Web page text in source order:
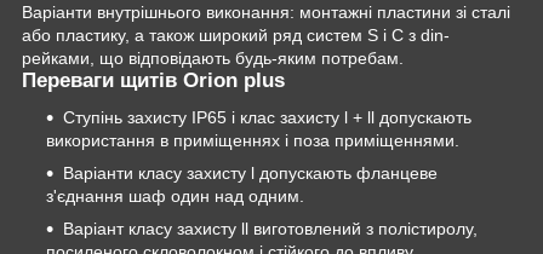
Варіанти внутрішнього виконання: монтажні пластини зі сталі
або пластику, а також широкий ряд систем S і C з din-
рейками, що відповідають будь-яким потребам.
Переваги щитів Orion plus
Ступінь захисту IP65 і клас захисту l + ll допускають
використання в приміщеннях і поза приміщеннями.
Варіанти класу захисту l допускають фланцеве
з'єднання шаф один над одним.
Варіант класу захисту ll виготовлений з полістиролу,